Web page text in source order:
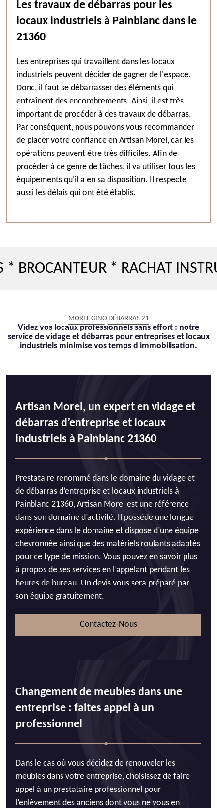
Les travaux de débarras pour les
locaux industriels à Painblanc dans le
21360
Les entreprises qui travaillent dans les locaux
industriels peuvent décider de gagner de l'espace.
Donc, il faut se débarrasser des éléments qui
entraînent des encombrements. Ainsi, il est très
important de procéder à des travaux de débarras.
Par conséquent, nous pouvons vous recommander
de placer votre confiance en Artisan Morel, car les
opérations peuvent être très difficiles. Afin de
procéder à ce genre de tâches, il va utiliser tous les
équipements qu'il a en sa disposition. Il respecte
aussi les délais qui ont été établis.
* RACHAT
MOREL GINO DÉBARRAS 21
Videz vos locaux professionnels sans effort : notre
service de vidage et débarras pour entreprises et locaux
industriels minimise vos temps d'immobilisation.
Artisan Morel, un expert en vidage et
débarras d’entreprise et locaux
industriels à Painblanc 21360
Prestataire renommé dans le domaine du vidage et
de débarras d’entreprise et locaux industriels à
Painblanc 21360, Artisan Morel est une référence
dans son domaine d’activité. Il possède une longue
expérience dans le domaine et dispose d’une équipe
chevronnée ainsi que des matériels roulants adaptés
pour ce type de mission. Vous pouvez en savoir plus
à propos de ses services en l’appelant pendant les
heures de bureau. Un devis vous sera préparé par
son équipe gratuitement.
Contactez-Nous
Changement de meubles dans une
entreprise : faites appel à un
professionnel
Dans le cas où vous décidez de renouveler les
meubles dans votre entreprise, choisissez de faire
appel à un prestataire professionnel pour
l’enlèvement des anciens dont vous ne vous en